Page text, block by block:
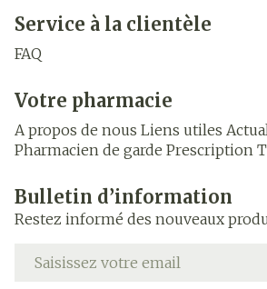
Service à la clientèle
FAQ
Votre pharmacie
A propos de nous Liens utiles
Pharmacien de garde Prescription
Bulletin d’information
Restez informé des nouveaux
Adresse mail